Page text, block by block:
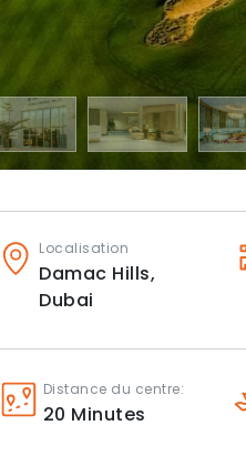
Localisation
Damac Hills,
Dubai
Distance du centre:
20 Minutes